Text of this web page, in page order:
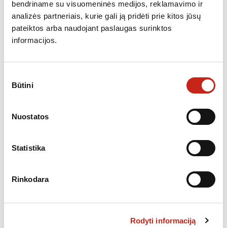
bendriname su visuomeninės medijos, reklamavimo ir
analizės partneriais, kurie gali ją pridėti prie kitos jūsų
pateiktos arba naudojant paslaugas surinktos
informacijos.
pasirinkimas
Būtini
Nuostatos
Statistika
Rinkodara
Rodyti informaciją